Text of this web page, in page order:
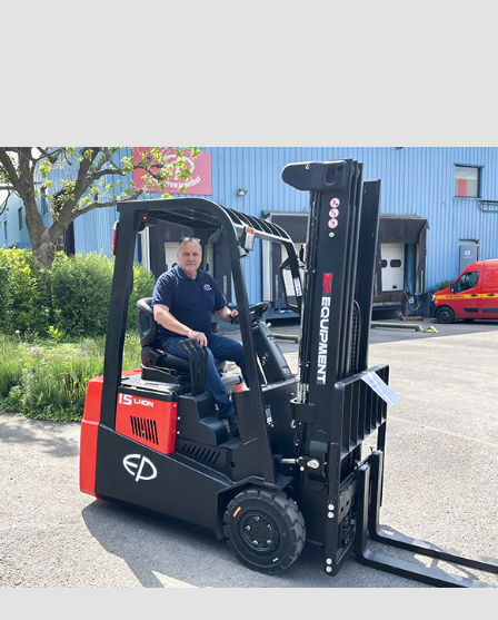
Ваше имя
Номер телефона
+7
Ваш email
Оставьте заявку, наши специалисты свяжутся с вами
и ответят на все вопросы
Нужна консультация нашего
специалиста?